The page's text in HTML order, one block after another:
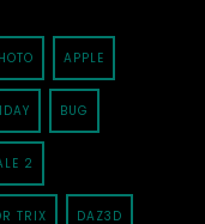
APPLE
BUG
2
TRIX DAZ3D